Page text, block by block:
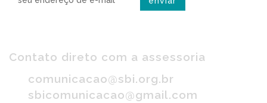
Contato direto com a assessoria
comunicacao@sbi.org.br
sbicomunicacao@gmail.com